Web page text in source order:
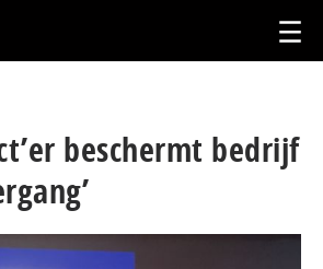
beschermt bedrijf